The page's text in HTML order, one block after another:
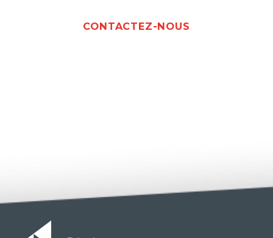
CONTACTEZ-NOUS